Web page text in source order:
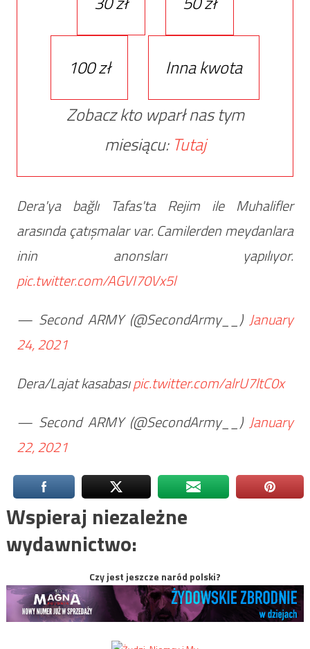
100 zł
Inna kwota
Zobacz kto wparł nas tym
miesiącu: Tutaj
Dera'ya bağlı Tafas'ta Rejim ile Muhalifler
arasında çatışmalar var. Camilerden meydanlara
inin anonsları yapılıyor.
pic.twitter.com/AGVI70Vx5l
— Second ARMY (@SecondArmy__)January
24, 2021
Dera/Lajat kasabasıpic.twitter.com/alrU7ltC0x
— Second ARMY (@SecondArmy__)January
22, 2021
Wspieraj niezależne
wydawnictwo:
Czy jest jeszcze naród polski?